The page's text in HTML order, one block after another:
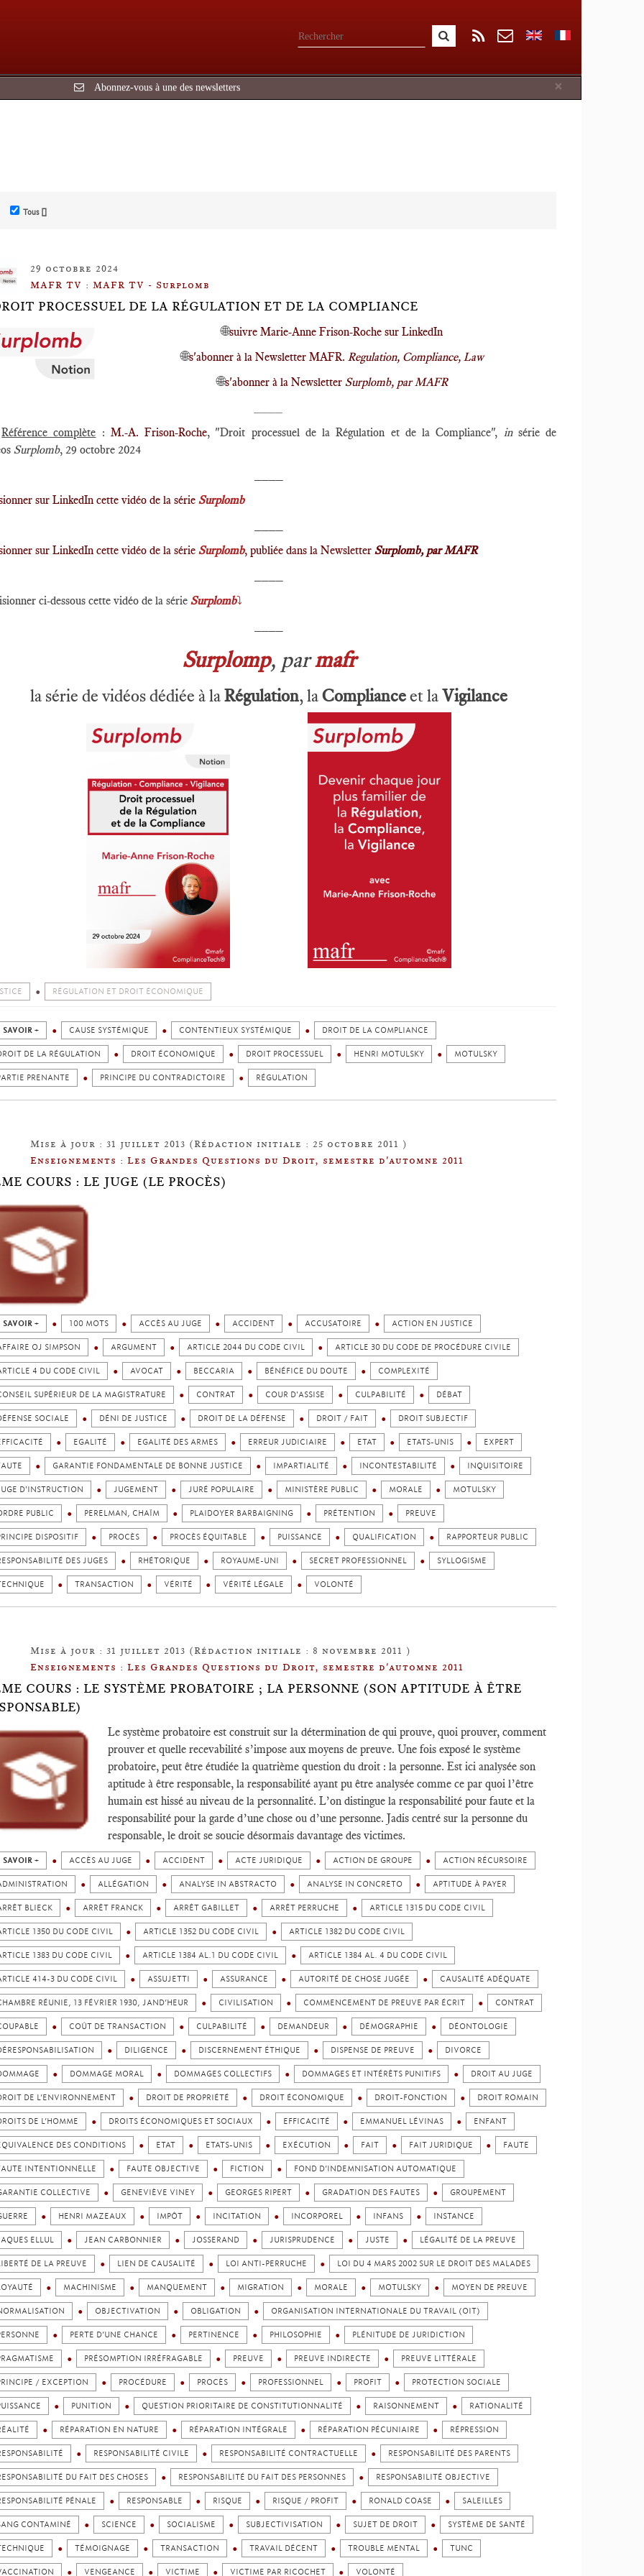
×
Abonnez-vous à une des newsletters
Tous []
29 octobre 2024
MAFR TV : MAFR TV - Surplomb
PROCESSUEL DE LA RÉGULATION ET DE LA COMPLIANCE
🌐suivre Marie-Anne Frison-Roche sur LinkedIn
🌐s'abonner à la Newsletter MAFR. Regulation, Compliance, Law
🌐s'abonner à la NewsletterSurplomb, par MAFR
Référence complète : M.-A. Frison-Roche, "Droit processuel de la Régulation et de la Compliance", insérie de
Surplomb, 29 octobre 2024
sur LinkedIn cette vidéo de la série Surplomb
sur LinkedIn cette vidéo de la série Surplomb, publiée dans la Newsletter Surplomb, par MAFR
ci-dessous cette vidéo de la série Surplomb⤵️
Surplomp, parmafr
la série de vidéos dédiée à laRégulation, laComplianceet laVigilance
RÉGULATION ET DROIT ÉCONOMIQUE
SAVOIR + CAUSE SYSTÉMIQUE CONTENTIEUX SYSTÉMIQUE DROIT DE LA COMPLIANCE
DE LA RÉGULATION DROIT ÉCONOMIQUE DROIT PROCESSUEL HENRI MOTULSKY MOTULSKY
PRENANTE PRINCIPE DU CONTRADICTOIRE RÉGULATION
Mise à jour : 31 juillet 2013 (Rédaction initiale : 25 octobre 2011 )
Enseignements : Les Grandes Questions du Droit, semestre d'automne 2011
COURS : LE JUGE (LE PROCÈS)
SAVOIR + 100 MOTS ACCÈS AU JUGE ACCIDENT ACCUSATOIRE ACTION EN JUSTICE
OJ SIMPSON ARGUMENT ARTICLE 2044 DU CODE CIVIL ARTICLE 30 DU CODE DE PROCÉDURE CIVILE
4 DU CODE CIVIL AVOCAT BECCARIA BÉNÉFICE DU DOUTE COMPLEXITÉ
SUPÉRIEUR DE LA MAGISTRATURE CONTRAT COUR D'ASSISE CULPABILITÉ DÉBAT
SOCIALE DÉNI DE JUSTICE DROIT DE LA DÉFENSE DROIT / FAIT DROIT SUBJECTIF
EGALITÉ EGALITÉ DES ARMES ERREUR JUDICIAIRE ETAT ETATS-UNIS EXPERT
GARANTIE FONDAMENTALE DE BONNE JUSTICE IMPARTIALITÉ INCONTESTABILITÉ INQUISITOIRE
D'INSTRUCTION JUGEMENT JURÉ POPULAIRE MINISTÈRE PUBLIC MORALE MOTULSKY
PUBLIC PERELMAN, CHAÏM PLAIDOYER BARBAIGNING PRÉTENTION PREUVE
DISPOSITIF PROCÈS PROCÈS ÉQUITABLE PUISSANCE QUALIFICATION RAPPORTEUR PUBLIC
DES JUGES RHÉTORIQUE ROYAUME-UNI SECRET PROFESSIONNEL SYLLOGISME
TRANSACTION VÉRITÉ VÉRITÉ LÉGALE VOLONTÉ
Mise à jour : 31 juillet 2013 (Rédaction initiale : 8 novembre 2011 )
Enseignements : Les Grandes Questions du Droit, semestre d'automne 2011
COURS : LE SYSTÈME PROBATOIRE ; LA PERSONNE (SON APTITUDE À ÊTRE
Le système probatoire est construit sur la détermination de qui prouve, quoi prouver, comment
prouver et quelle recevabilité s’impose aux moyens de preuve. Une fois exposé le système
probatoire, peut être étudiée la quatrième question du droit : la personne. Est ici analysée son
aptitude à être responsable, la responsabilité ayant pu être analysée comme ce par quoi l’être
humain est hissé au niveau de la personnalité. L’on distingue la responsabilité pour faute et la
responsabilité pour la garde d’une chose ou d’une personne. Jadis centré sur la personne du
responsable, le droit se soucie désormais davantage des victimes.
SAVOIR + ACCÈS AU JUGE ACCIDENT ACTE JURIDIQUE ACTION DE GROUPE ACTION RÉCURSOIRE
ALLÉGATION ANALYSE IN ABSTRACTO ANALYSE IN CONCRETO APTITUDE À PAYER
BLIECK ARRÊT FRANCK ARRÊT GABILLET ARRÊT PERRUCHE ARTICLE 1315 DU CODE CIVIL
1350 DU CODE CIVIL ARTICLE 1352 DU CODE CIVIL ARTICLE 1382 DU CODE CIVIL
1383 DU CODE CIVIL ARTICLE 1384 AL.1 DU CODE CIVIL ARTICLE 1384 AL. 4 DU CODE CIVIL
414-3 DU CODE CIVIL ASSUJETTI ASSURANCE AUTORITÉ DE CHOSE JUGÉE CAUSALITÉ ADÉQUATE
RÉUNIE, 13 FÉVRIER 1930, JAND’HEUR CIVILISATION COMMENCEMENT DE PREUVE PAR ÉCRIT CONTRAT
COÛT DE TRANSACTION CULPABILITÉ DEMANDEUR DÉMOGRAPHIE DÉONTOLOGIE
DILIGENCE DISCERNEMENT ÉTHIQUE DISPENSE DE PREUVE DIVORCE
DOMMAGE MORAL DOMMAGES COLLECTIFS DOMMAGES ET INTÉRÊTS PUNITIFS DROIT AU JUGE
DE L’ENVIRONNEMENT DROIT DE PROPRIÉTÉ DROIT ÉCONOMIQUE DROIT-FONCTION DROIT ROMAIN
DE L’HOMME DROITS ÉCONOMIQUES ET SOCIAUX EFFICACITÉ EMMANUEL LÉVINAS ENFANT
DES CONDITIONS ETAT ETATS-UNIS EXÉCUTION FAIT FAIT JURIDIQUE FAUTE
INTENTIONNELLE FAUTE OBJECTIVE FICTION FOND D’INDEMNISATION AUTOMATIQUE
COLLECTIVE GENEVIÈVE VINEY GEORGES RIPERT GRADATION DES FAUTES GROUPEMENT
HENRI MAZEAUX IMPÔT INCITATION INCORPOREL INFANS INSTANCE
ELLUL JEAN CARBONNIER JOSSERAND JURISPRUDENCE JUSTE LÉGALITÉ DE LA PREUVE
DE LA PREUVE LIEN DE CAUSALITÉ LOI ANTI-PERRUCHE LOI DU 4 MARS 2002 SUR LE DROIT DES MALADES
MACHINISME MANQUEMENT MIGRATION MORALE MOTULSKY MOYEN DE PREUVE
OBJECTIVATION OBLIGATION ORGANISATION INTERNATIONALE DU TRAVAIL (OIT)
PERTE D’UNE CHANCE PERTINENCE PHILOSOPHIE PLÉNITUDE DE JURIDICTION
PRÉSOMPTION IRRÉFRAGABLE PREUVE PREUVE INDIRECTE PREUVE LITTÉRALE
/ EXCEPTION PROCÉDURE PROCÈS PROFESSIONNEL PROFIT PROTECTION SOCIALE
PUNITION QUESTION PRIORITAIRE DE CONSTITUTIONNALITÉ RAISONNEMENT RATIONALITÉ
RÉPARATION EN NATURE RÉPARATION INTÉGRALE RÉPARATION PÉCUNIAIRE RÉPRESSION
RESPONSABILITÉ CIVILE RESPONSABILITÉ CONTRACTUELLE RESPONSABILITÉ DES PARENTS
DU FAIT DES CHOSES RESPONSABILITÉ DU FAIT DES PERSONNES RESPONSABILITÉ OBJECTIVE
PÉNALE RESPONSABLE RISQUE RISQUE / PROFIT RONALD COASE SALEILLES
CONTAMINÉ SCIENCE SOCIALISME SUBJECTIVISATION SUJET DE DROIT SYSTÈME DE SANTÉ
TÉMOIGNAGE TRANSACTION TRAVAIL DÉCENT TROUBLE MENTAL TUNC
VENGEANCE VICTIME VICTIME PAR RICOCHET VOLONTÉ